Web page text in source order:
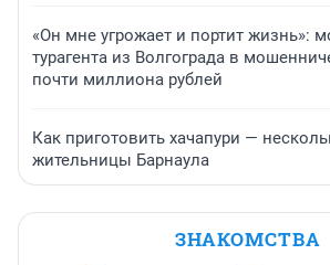
«Он мне угрожает и портит жизнь»:
турагента из Волгограда в
почти миллиона рублей
Как приготовить хачапури —
жительницы Барнаула
ЗНАКОМСТВА